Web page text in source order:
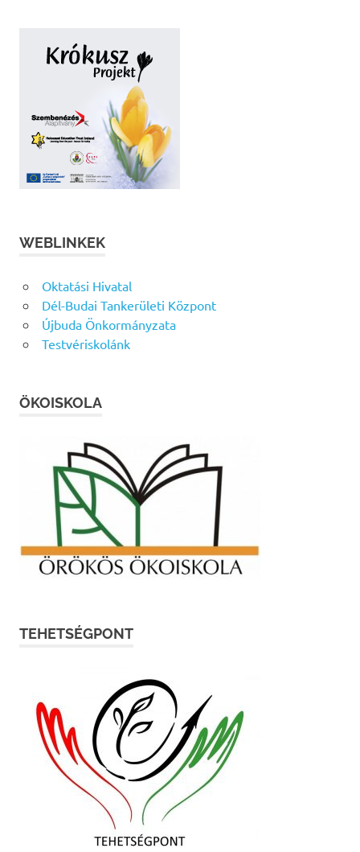
WEBLINKEK
Oktatási Hivatal
Dél-Budai Tankerületi Központ
Újbuda Önkormányzata
Testvériskolánk
ÖKOISKOLA
TEHETSÉGPONT